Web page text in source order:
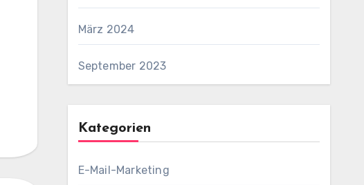
März 2024
September 2023
Kategorien
E-Mail-Marketing